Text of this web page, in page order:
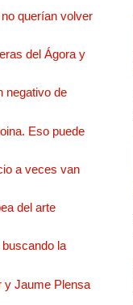
querían volver
del Ágora y
negativo de
Eso puede
a veces van
del arte
la
y Jaume Plensa